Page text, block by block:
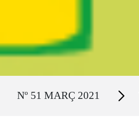
Nº 51 MARÇ 2021 Secciones